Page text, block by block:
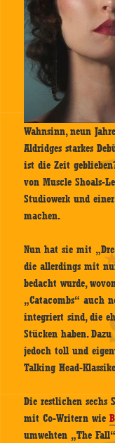
Wahnsinn, neun
Aldridges starkes
ist die Zeit
von Muscle Shoals-
Studiowerk und
machen.
Nun hat sie mit
die allerdings mit
bedacht wurde,
„Catacombs“ auch
integriert sind, die
Stücken haben.
jedoch toll und
Talking Head-
Die restlichen sechs
mit Co-Writern wie
umwehten „The